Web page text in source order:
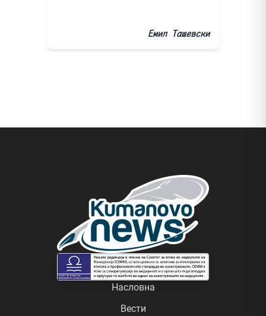
Емил Ташевски
Насловна
Вести